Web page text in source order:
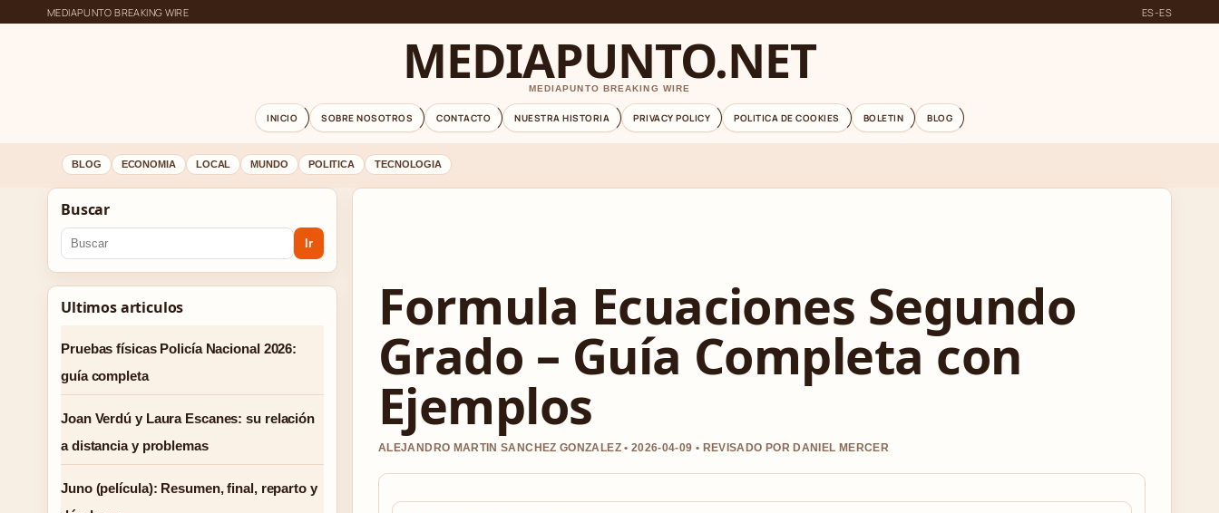
MEDIAPUNTO BREAKING WIRE ES-ES
MEDIAPUNTO.NET
MEDIAPUNTO BREAKING WIRE
INICIO SOBRE NOSOTROS CONTACTO NUESTRA HISTORIA PRIVACY POLICY POLITICA DE COOKIES BOLETIN BLOG
BLOG ECONOMIA LOCAL MUNDO POLITICA TECNOLOGIA
Formula Ecuaciones Segundo
Grado – Guía Completa con
Ejemplos
ALEJANDRO MARTIN SANCHEZ GONZALEZ • 2026-04-09 • REVISADO POR DANIEL MERCER
Buscar
Ir
Ultimos articulos
Pruebas físicas Policía Nacional 2026:
guía completa
Joan Verdú y Laura Escanes: su relación
a distancia y problemas
Juno (película): Resumen, final, reparto y